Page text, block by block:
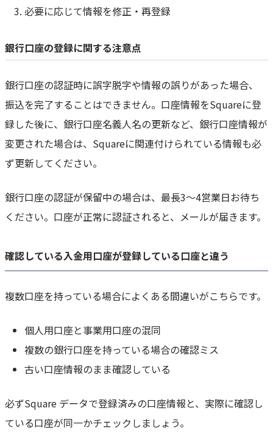
必要に応じて情報を修正・再登録
銀行口座の登録に関する注意点
銀行口座の認証時に誤字脱字や情報の誤りがあった場合、
振込を完了することはできません。口座情報をSquareに登
録した後に、銀行口座名義人名の更新など、銀行口座情報が
変更された場合は、Squareに関連付けられている情報も必
ず更新してください。
銀行口座の認証が保留中の場合は、最長3～4営業日お待ち
ください。口座が正常に認証されると、メールが届きます。
確認している入金用口座が登録している口座と違う
複数口座を持っている場合によくある間違いがこちらです。
個人用口座と事業用口座の混同
複数の銀行口座を持っている場合の確認ミス
古い口座情報のまま確認している
必ずSquare データで登録済みの口座情報と、実際に確認し
ている口座が同一かチェックしましょう。